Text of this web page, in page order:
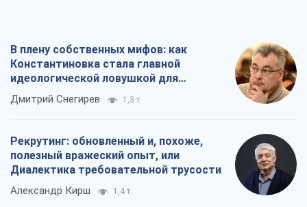
В плену собственных мифов: как
Константиновка стала главной
идеологической ловушкой для
российских оккупантов
Дмитрий Снегирев 1,3 т.
Рекрутинг: обновленный и, похоже,
полезный вражеский опыт, или
Диалектика требовательной трусости
Александр Кирш 1,4 т.